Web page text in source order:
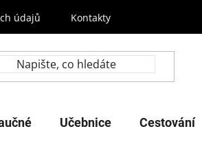
údajů Kontakty
Učebnice Cestování